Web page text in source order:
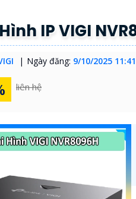
IP VIGI
Ngày đăng: 9/10/2025
liên hệ